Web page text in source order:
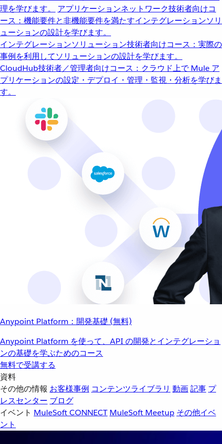
理を学びます。
アプリケーションネットワーク技術者向けコ
ース：機能要件と非機能要件を満たすインテグレーションソリ
ューションの設計を学びます。
インテグレーションソリューション技術者向けコース：実際の
事例を利用してソリューションの設計を学びます。
CloudHub技術者／管理者向けコース：クラウド上で Mule ア
プリケーションの設定・デプロイ・管理・監視・分析を学びま
す。
Anypoint Platform：開発基礎 (無料)
Anypoint Platform を使って、API の開発とインテグレーショ
ンの基礎を学ぶためのコース
無料で受講する
資料
その他の情報 お客様事例 コンテンツライブラリ 動画記事 プ
レスセンター ブログ
イベント MuleSoft CONNECT MuleSoft Meetup その他イベ
ント